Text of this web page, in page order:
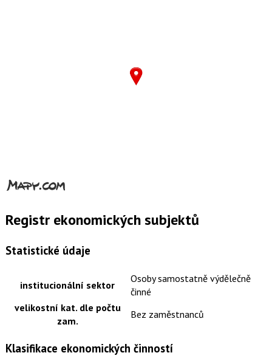
Registr ekonomických subjektů
Statistické údaje
institucionální sektor
Osoby samostatně výdělečně
činné
velikostní kat. dle počtu
zam.
Bez zaměstnanců
Klasifikace ekonomických činností